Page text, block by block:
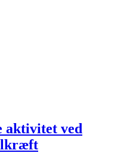
aktivitet ved